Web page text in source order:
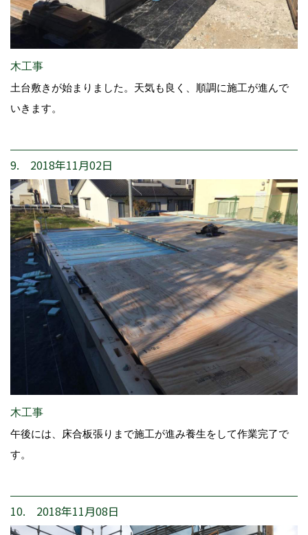
木工事
土台敷きが始まりました。天気も良く、順調に施工が進んで
いきます。
9. 2018年11月02日
木工事
午後には、床合板張りまで施工が進み養生をして作業完了で
す。
10. 2018年11月08日